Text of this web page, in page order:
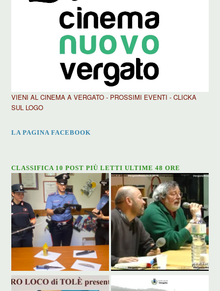
VIENI AL CINEMA A VERGATO - PROSSIMI EVENTI - CLICKA
SUL LOGO
LA PAGINA FACEBOOK
CLASSIFICA 10 POST PIÙ LETTI ULTIME 48 ORE